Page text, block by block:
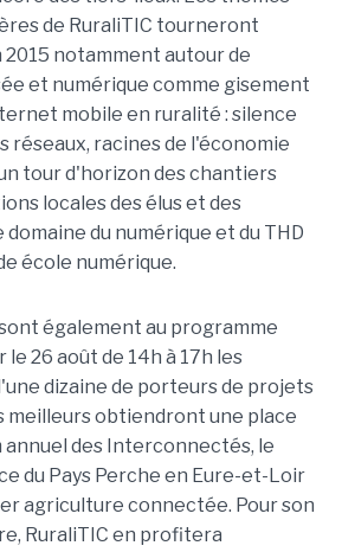
de RuraliTIC tourneront
notamment autour de
et numérique comme gisement
mobile en ruralité : silence
réseaux, racines de l'économie
tour d'horizon des chantiers
locales des élus et des
du numérique et du THD
école numérique.
également au programme
26 août de 14h à 17h les
dizaine de porteurs de projets
meilleurs obtiendront une place
annuel des Interconnectés, le
du Pays Perche en Eure-et-Loir
agriculture connectée. Pour son
RuraliTIC en profitera